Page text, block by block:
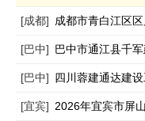
[成都]
[巴中]
[巴中]
[宜宾]